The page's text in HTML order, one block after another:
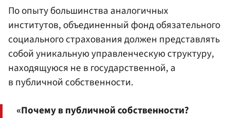
По опыту большинства аналогичных
институтов, объединенный фонд обязательного
социального страхования должен представлять
собой уникальную управленческую структуру,
находящуюся не в государственной, а
в публичной собственности.
«Почему в публичной собственности?